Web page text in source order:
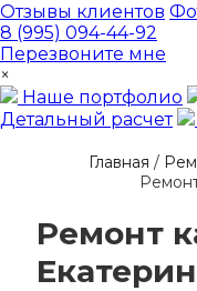
Отзывы клиентов
8 (995) 094-44-92
Перезвоните мне
×
Наше портфолио
Детальный расчет
Главная /
Ремонт